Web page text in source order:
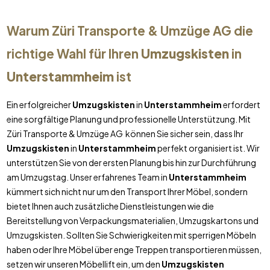
Warum Züri Transporte & Umzüge AG die
richtige Wahl für Ihren Umzugskistenin
Unterstammheimist
Ein erfolgreicherUmzugskistenin Unterstammheimerfordert
eine sorgfältige Planung und professionelle Unterstützung. Mit
Züri Transporte & Umzüge AG können Sie sicher sein, dass Ihr
Umzugskistenin Unterstammheimperfekt organisiert ist. Wir
unterstützen Sie von der ersten Planung bis hin zur Durchführung
am Umzugstag. Unser erfahrenes Team in Unterstammheim
kümmert sich nicht nur um den Transport Ihrer Möbel, sondern
bietet Ihnen auch zusätzliche Dienstleistungen wie die
Bereitstellung von Verpackungsmaterialien, Umzugskartons und
Umzugskisten. Sollten Sie Schwierigkeiten mit sperrigen Möbeln
haben oder Ihre Möbel über enge Treppen transportieren müssen,
setzen wir unseren Möbellift ein, um den Umzugskisten